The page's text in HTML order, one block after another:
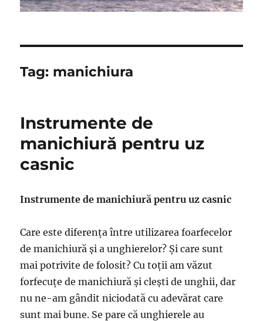
Tag: manichiura
Instrumente de
manichiură pentru uz
casnic
Instrumente de manichiură pentru uz casnic
Care este diferența între utilizarea foarfecelor
de manichiură și a unghierelor? Și care sunt
mai potrivite de folosit? Cu toții am văzut
forfecuțe de manichiură și clești de unghii, dar
nu ne-am gândit niciodată cu adevărat care
sunt mai bune. Se pare că unghierele au